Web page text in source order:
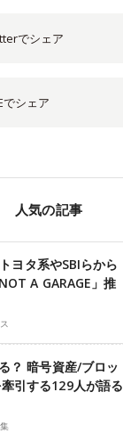
でシェア
でシェア
人気の記事
ヨタ系やSBIらから
A GARAGE」推
？ 暗号資産/ブロッ
引する129人が語る